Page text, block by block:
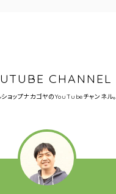
CHANNEL
ョップナカゴヤのYouTubeチャンネル。